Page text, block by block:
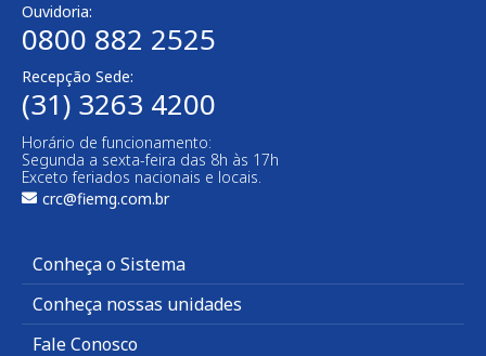
Ouvidoria:
0800 882 2525
Recepção Sede:
(31) 3263 4200
Horário de funcionamento:
Segunda a sexta-feira das 8h às 17h
Exceto feriados nacionais e locais.
crc@fiemg.com.br
Conheça o Sistema
Conheça nossas unidades
Fale Conosco